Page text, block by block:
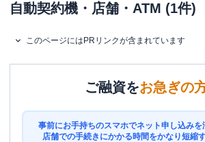
自動契約機・店舗・ATM (1件)
このページにはPRリンクが含まれています
ご融資をお急ぎの
事前にお手持ちのスマホでネット申し込みを
店舗での手続きにかかる時間をかなり短縮